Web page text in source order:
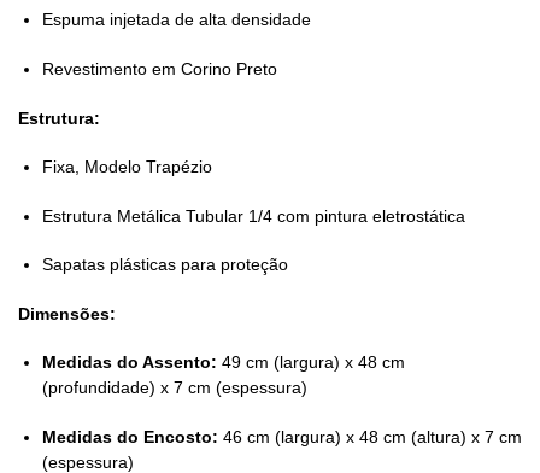
Espuma injetada de alta densidade
Revestimento em Corino Preto
Estrutura:
Fixa, Modelo Trapézio
Estrutura Metálica Tubular 1/4 com pintura eletrostática
Sapatas plásticas para proteção
Dimensões:
Medidas do Assento: 49 cm (largura) x 48 cm
(profundidade) x 7 cm (espessura)
Medidas do Encosto: 46 cm (largura) x 48 cm (altura) x 7 cm
(espessura)